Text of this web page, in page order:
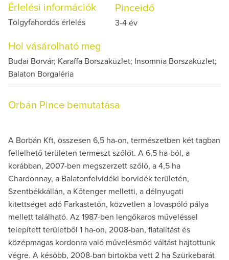
Érlelési információk
Tölgyfahordós érlelés
Pinceidő
3-4 év
Hol vásárolható meg
Budai Borvár; Karaffa Borszaküzlet; Insomnia Borszaküzlet;
Balaton Borgaléria
Orbán Pince bemutatása
A Borbán Kft, összesen 6,5 ha-on, természetben két tagban
fellelhető területen termeszt szőlőt. A 6,5 ha-ból, a
korábban, 2007-ben megszerzett szőlő, a 4,5 ha
Chardonnay, a Balatonfelvidéki borvidék területén,
Szentbékkállán, a Kőtenger melletti, a délnyugati
kitettséget adó Farkastetőn, közvetlen a lovaspóló pálya
mellett található. Az 1987-ben lengőkaros műveléssel
telepített területből 1 ha-on, 2008-ban, fiatalítást és
középmagas kordonra való művelésmód váltást hajtottunk
végre. A később, 2008-ban birtokba vett 2 ha Szürkebarát